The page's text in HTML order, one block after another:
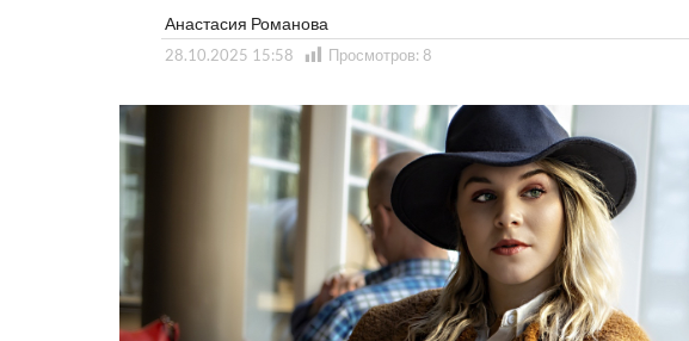
Анастасия Романова
28.10.2025 15:58 Просмотров: 8